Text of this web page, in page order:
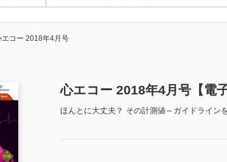
エコー 2018年4月号
心エコー 2018年4月号【電子
ほんとに大丈夫？ その計測値～ガイドライン